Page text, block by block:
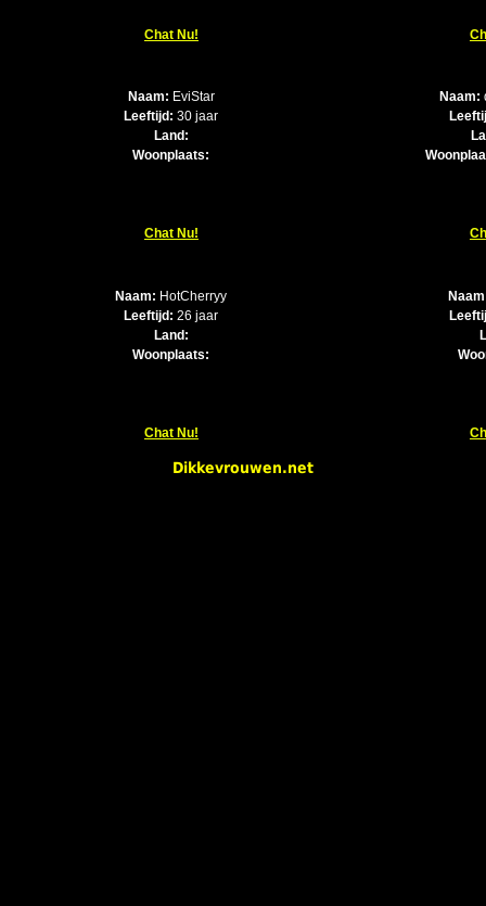
Chat Nu!
Naam: EviStar
Leeftijd: 30 jaar
Land:
Woonplaats:
Chat Nu!
Naam:
Naam: HotCherryy
Leeftijd: 26 jaar
Land:
Woonplaats:
Chat Nu!
Dikkevrouwen.net